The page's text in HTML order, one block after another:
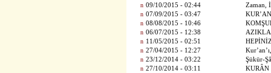
n 09/10/2015 - 02:44
Zaman,
n 07/09/2015 - 03:47
n 08/08/2015 - 10:46
n 06/07/2015 - 12:38
n 11/05/2015 - 02:51
n 27/04/2015 - 12:27
n 23/12/2014 - 03:22
Şükür-
n 27/10/2014 - 03:11
KURÂN